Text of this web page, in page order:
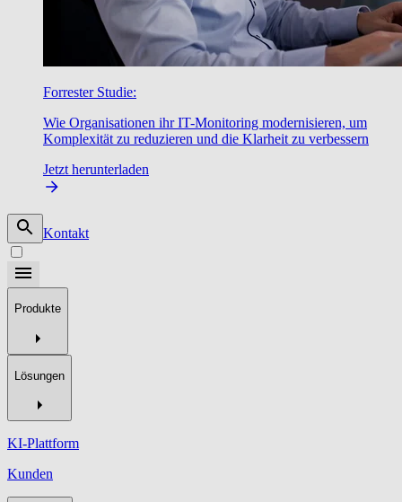
Forrester Studie:
Wie Organisationen ihr IT-Monitoring modernisieren, um
Komplexität zu reduzieren und die Klarheit zu verbessern
Jetzt herunterladen
Kontakt
Produkte
Lösungen
KI-Plattform
Kunden